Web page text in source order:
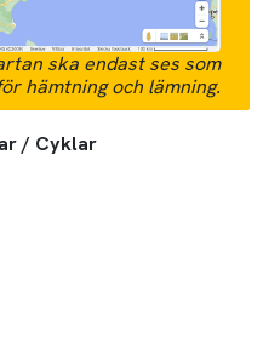
ska endast ses som
hämtning och lämning.
/ Cyklar